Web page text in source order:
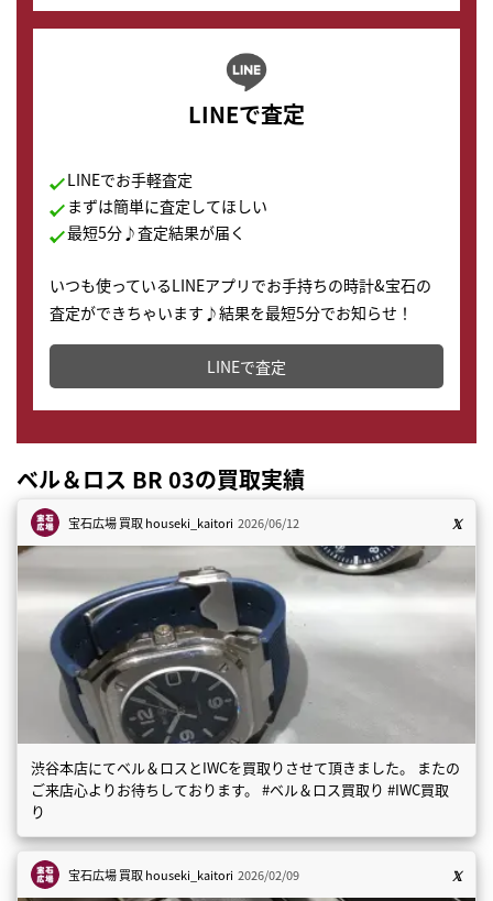
LINEで査定
LINEでお手軽査定
まずは簡単に査定してほしい
最短5分♪査定結果が届く
いつも使っているLINEアプリでお手持ちの時計&宝石の
査定ができちゃいます♪結果を最短5分でお知らせ！
どこからでもすぐに査定金額を知ることが出来ます。
LINEで査定
ベル＆ロス BR 03の買取実績
宝石広場 買取houseki_kaitori 2026/06/12
渋谷本店にてベル＆ロスとIWCを買取りさせて頂きました。 またの
ご来店心よりお待ちしております。 #ベル＆ロス買取り #IWC買取
り
宝石広場 買取houseki_kaitori 2026/02/09